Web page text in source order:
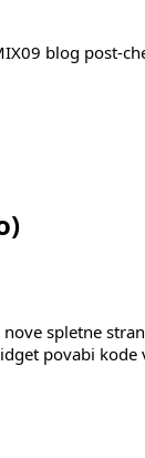
blog post-
spletne
povabi